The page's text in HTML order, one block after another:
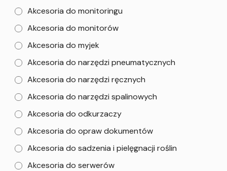
Akcesoria do monitoringu
Akcesoria do monitorów
Akcesoria do myjek
Akcesoria do narzędzi pneumatycznych
Akcesoria do narzędzi ręcznych
Akcesoria do narzędzi spalinowych
Akcesoria do odkurzaczy
Akcesoria do opraw dokumentów
Akcesoria do sadzenia i pielęgnacji roślin
Akcesoria do serwerów